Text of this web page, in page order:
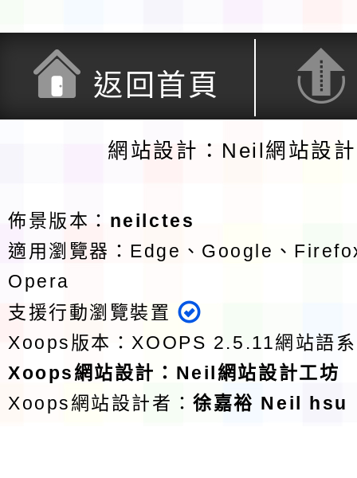
返回首頁
網站設計：Neil網站設
佈景版本： neilctes
適用瀏覽器：Edge、Google、
Opera
支援行動瀏覽裝置
Xoops版本：XOOPS 2.5.11網站語
Xoops網站設計 ： Neil網站設計工坊
Xoops網站設計者：徐嘉裕 Neil hsu